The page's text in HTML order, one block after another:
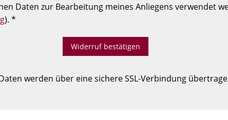
Daten zur Bearbeitung meines Anliegens verwendet
). *
Widerruf bestätigen
werden über eine sichere SSL-Verbindung